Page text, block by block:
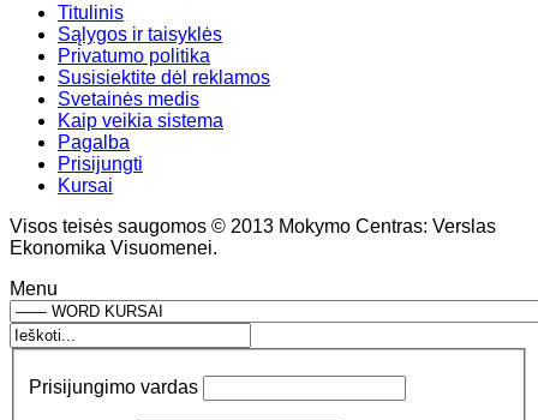
Titulinis
Sąlygos ir taisyklės
Privatumo politika
Susisiektite dėl reklamos
Svetainės medis
Kaip veikia sistema
Pagalba
Prisijungti
Kursai
Visos teisės saugomos © 2013 Mokymo Centras: Verslas
Ekonomika Visuomenei.
Menu
Prisijungimo vardas